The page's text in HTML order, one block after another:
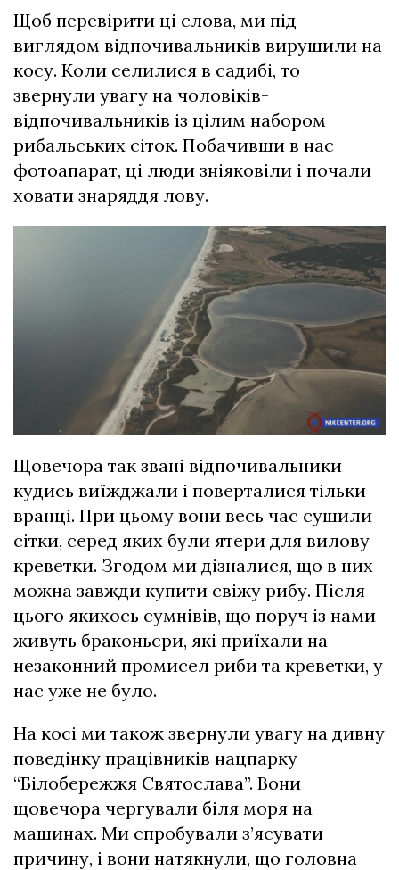
Щоб перевірити ці слова, ми під
виглядом відпочивальників вирушили на
косу. Коли селилися в садибі, то
звернули увагу на чоловіків-
відпочивальників із цілим набором
рибальських сіток. Побачивши в нас
фотоапарат, ці люди зніяковіли і почали
ховати знаряддя лову.
Щовечора так звані відпочивальники
кудись виїжджали і поверталися тільки
вранці. При цьому вони весь час сушили
сітки, серед яких були ятери для вилову
креветки. Згодом ми дізналися, що в них
можна завжди купити свіжу рибу. Після
цього якихось сумнівів, що поруч із нами
живуть браконьєри, які приїхали на
незаконний промисел риби та креветки, у
нас уже не було.
На косі ми також звернули увагу на дивну
поведінку працівників нацпарку
“Білобережжя Святослава”. Вони
щовечора чергували біля моря на
машинах. Ми спробували з’ясувати
причину, і вони натякнули, що головна